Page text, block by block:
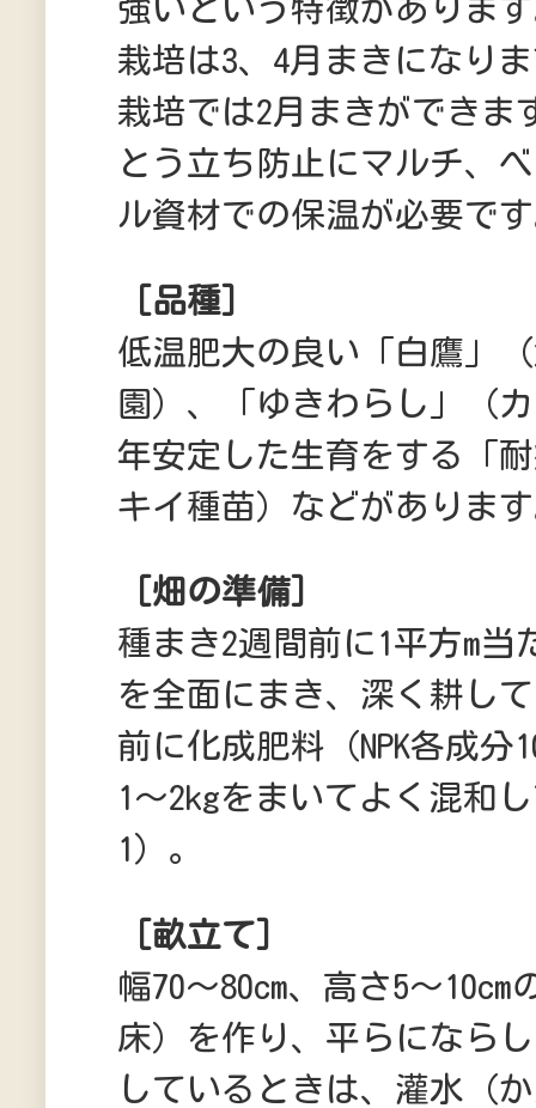
強いという特徴がありま
栽培は3、4月まきになり
栽培では2月まきができま
とう立ち防止にマルチ、
ル資材での保温が必要で
［品種］
低温肥大の良い「白鷹」
園）、「ゆきわらし」（
年安定した生育をする「
キイ種苗）などがありま
［畑の準備］
種まき2週間前に1平方m当
を全面にまき、深く耕し
前に化成肥料（NPK各成分
1～2kgをまいてよく混和
1）。
［畝立て］
幅70～80cm、高さ5～
床）を作り、平らになら
しているときは、灌水（